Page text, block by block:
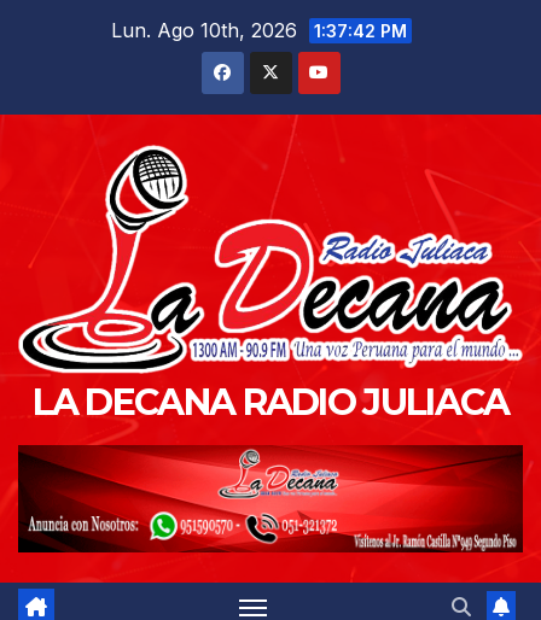
Lun. Ago 10th, 2026 1:37:43 PM
LA DECANA RADIO JULIACA